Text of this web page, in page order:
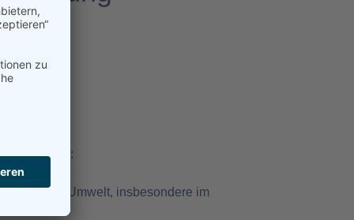
Frage:
in der Umwelt, insbesondere im